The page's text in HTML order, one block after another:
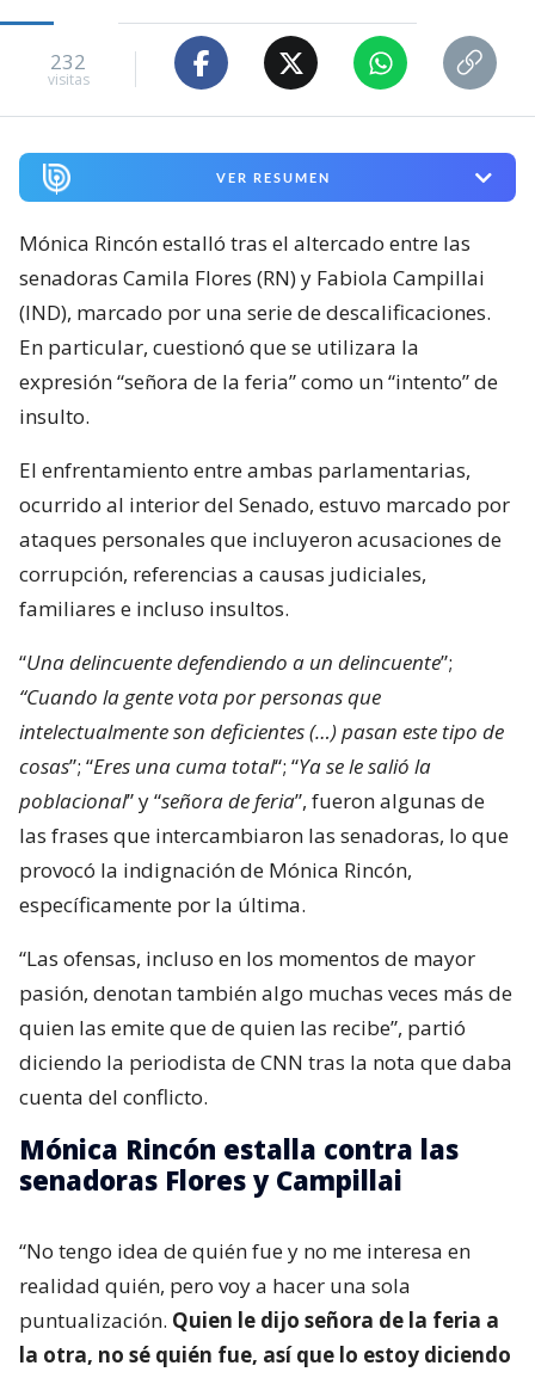
232
visitas
VER RESUMEN
Mónica Rincón estalló tras el altercado entre las
senadoras Camila Flores (RN) y Fabiola Campillai
(IND), marcado por una serie de descalificaciones.
En particular, cuestionó que se utilizara la
expresión “señora de la feria” como un “intento” de
insulto.
El enfrentamiento entre ambas parlamentarias,
ocurrido al interior del Senado, estuvo marcado por
ataques personales que incluyeron acusaciones de
corrupción, referencias a causas judiciales,
familiares e incluso insultos.
“Una delincuente defendiendo a un delincuente”;
“Cuando la gente vota por personas que
intelectualmente son deficientes (…) pasan este tipo de
cosas”; “Eres una cuma total“; “Ya se le salió la
poblacional” y “señora de feria”, fueron algunas de
las frases que intercambiaron las senadoras, lo que
provocó la indignación de Mónica Rincón,
específicamente por la última.
“Las ofensas, incluso en los momentos de mayor
pasión, denotan también algo muchas veces más de
quien las emite que de quien las recibe”, partió
diciendo la periodista de CNN tras la nota que daba
cuenta del conflicto.
Mónica Rincón estalla contra las
senadoras Flores y Campillai
“No tengo idea de quién fue y no me interesa en
realidad quién, pero voy a hacer una sola
puntualización. Quien le dijo señora de la feria a
la otra, no sé quién fue, así que lo estoy diciendo